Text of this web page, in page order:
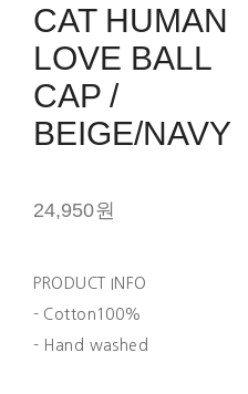
CAT HUMAN
LOVE BALL
CAP /
BEIGE/NAVY
24,950원
PRODUCT INFO
- Cotton100%
- Hand washed